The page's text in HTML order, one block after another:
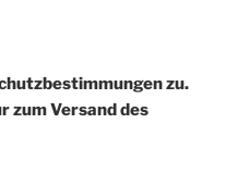
zu.
zum Versand des